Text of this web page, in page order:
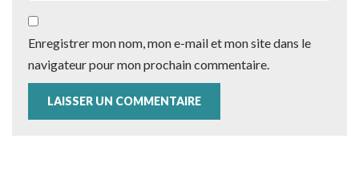
Enregistrer mon nom, mon e-mail et mon site dans le
navigateur pour mon prochain commentaire.